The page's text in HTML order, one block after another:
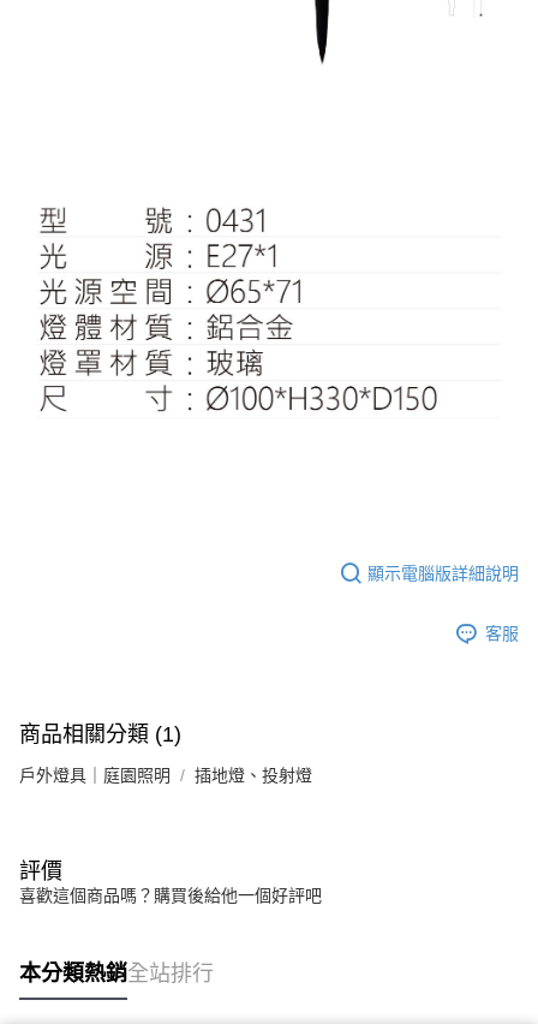
顯示電腦版詳細說明
客服
商品相關分類 (1)
戶外燈具｜庭園照明 插地燈、投射燈
評價
喜歡這個商品嗎？購買後給他一個好評吧
本分類熱銷全站排行